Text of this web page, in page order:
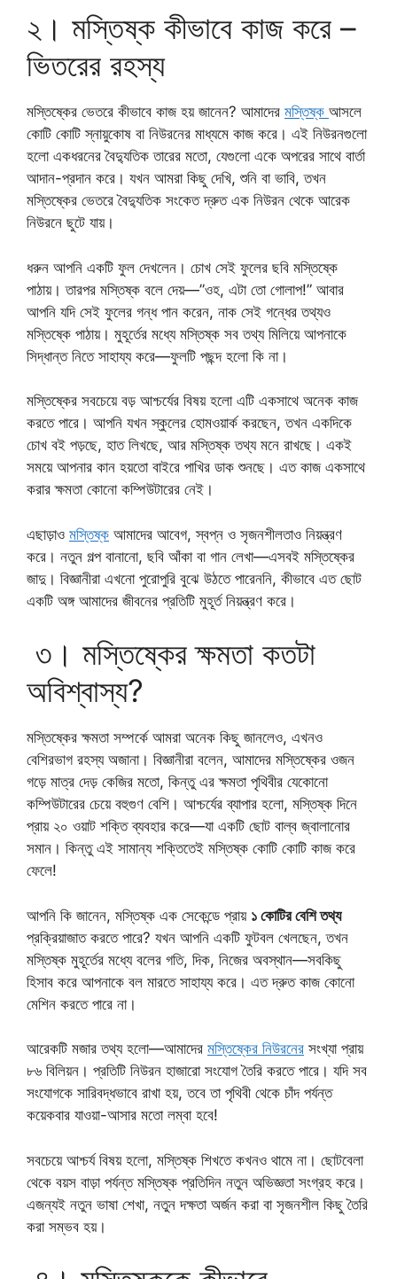
২। মস্তিষ্ক কীভাবে কাজ করে –
ভিতরের রহস্য
মস্তিষ্কের ভেতরে কীভাবে কাজ হয় জানেন? আমাদের মস্তিষ্ক আসলে
কোটি কোটি স্নায়ুকোষ বা নিউরনের মাধ্যমে কাজ করে। এই নিউরনগুলো
হলো একধরনের বৈদ্যুতিক তারের মতো, যেগুলো একে অপরের সাথে বার্তা
আদান-প্রদান করে। যখন আমরা কিছু দেখি, শুনি বা ভাবি, তখন
মস্তিষ্কের ভেতরে বৈদ্যুতিক সংকেত দ্রুত এক নিউরন থেকে আরেক
নিউরনে ছুটে যায়।
ধরুন আপনি একটি ফুল দেখলেন। চোখ সেই ফুলের ছবি মস্তিষ্কে
পাঠায়। তারপর মস্তিষ্ক বলে দেয়—”ওহ, এটা তো গোলাপ!” আবার
আপনি যদি সেই ফুলের গন্ধ পান করেন, নাক সেই গন্ধের তথ্যও
মস্তিষ্কে পাঠায়। মুহূর্তের মধ্যে মস্তিষ্ক সব তথ্য মিলিয়ে আপনাকে
সিদ্ধান্ত নিতে সাহায্য করে—ফুলটি পছন্দ হলো কি না।
মস্তিষ্কের সবচেয়ে বড় আশ্চর্যের বিষয় হলো এটি একসাথে অনেক কাজ
করতে পারে। আপনি যখন স্কুলের হোমওয়ার্ক করছেন, তখন একদিকে
চোখ বই পড়ছে, হাত লিখছে, আর মস্তিষ্ক তথ্য মনে রাখছে। একই
সময়ে আপনার কান হয়তো বাইরে পাখির ডাক শুনছে। এত কাজ একসাথে
করার ক্ষমতা কোনো কম্পিউটারের নেই।
এছাড়াও মস্তিষ্ক আমাদের আবেগ, স্বপ্ন ও সৃজনশীলতাও নিয়ন্ত্রণ
করে। নতুন গল্প বানানো, ছবি আঁকা বা গান লেখা—এসবই মস্তিষ্কের
জাদু। বিজ্ঞানীরা এখনো পুরোপুরি বুঝে উঠতে পারেননি, কীভাবে এত ছোট
একটি অঙ্গ আমাদের জীবনের প্রতিটি মুহূর্ত নিয়ন্ত্রণ করে।
৩। মস্তিষ্কের ক্ষমতা কতটা
অবিশ্বাস্য?
মস্তিষ্কের ক্ষমতা সম্পর্কে আমরা অনেক কিছু জানলেও, এখনও
বেশিরভাগ রহস্য অজানা। বিজ্ঞানীরা বলেন, আমাদের মস্তিষ্কের ওজন
গড়ে মাত্র দেড় কেজির মতো, কিন্তু এর ক্ষমতা পৃথিবীর যেকোনো
কম্পিউটারের চেয়ে বহুগুণ বেশি। আশ্চর্যের ব্যাপার হলো, মস্তিষ্ক দিনে
প্রায় ২০ ওয়াট শক্তি ব্যবহার করে—যা একটি ছোট বাল্ব জ্বালানোর
সমান। কিন্তু এই সামান্য শক্তিতেই মস্তিষ্ক কোটি কোটি কাজ করে
ফেলে!
আপনি কি জানেন, মস্তিষ্ক এক সেকেন্ডে প্রায় ১ কোটির বেশি তথ্য
প্রক্রিয়াজাত করতে পারে? যখন আপনি একটি ফুটবল খেলছেন, তখন
মস্তিষ্ক মুহূর্তের মধ্যে বলের গতি, দিক, নিজের অবস্থান—সবকিছু
হিসাব করে আপনাকে বল মারতে সাহায্য করে। এত দ্রুত কাজ কোনো
মেশিন করতে পারে না।
আরেকটি মজার তথ্য হলো—আমাদের মস্তিষ্কের নিউরনের সংখ্যা প্রায়
৮৬ বিলিয়ন। প্রতিটি নিউরন হাজারো সংযোগ তৈরি করতে পারে। যদি সব
সংযোগকে সারিবদ্ধভাবে রাখা হয়, তবে তা পৃথিবী থেকে চাঁদ পর্যন্ত
কয়েকবার যাওয়া-আসার মতো লম্বা হবে!
সবচেয়ে আশ্চর্য বিষয় হলো, মস্তিষ্ক শিখতে কখনও থামে না। ছোটবেলা
থেকে বয়স বাড়া পর্যন্ত মস্তিষ্ক প্রতিদিন নতুন অভিজ্ঞতা সংগ্রহ করে।
এজন্যই নতুন ভাষা শেখা, নতুন দক্ষতা অর্জন করা বা সৃজনশীল কিছু তৈরি
করা সম্ভব হয়।